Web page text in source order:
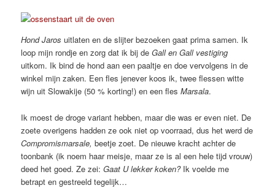
Hond Jaros uitlaten en de slijter bezoeken gaat prima samen. Ik
loop mijn rondje en zorg dat ik bij deGall en Gall vestiging
uitkom. Ik bind de hond aan een paaltje en doe vervolgens in de
winkel mijn zaken. Een fles jenever koos ik, twee flessen witte
wijn uit Slowakije (50 % korting!) en een flesMarsala.
Ik moest de droge variant hebben, maar die was er even niet. De
zoete overigens hadden ze ook niet op voorraad, dus het werd de
Compromismarsale, beetje zoet. De nieuwe kracht achter de
toonbank (ik noem haar meisje, maar ze is al een hele tijd vrouw)
deed het goed. Ze zei:Gaat U lekker koken?Ik voelde me
betrapt en gestreeld tegelijk…